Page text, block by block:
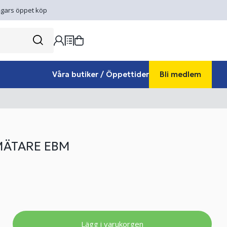
öppet köp
Våra butiker / Öppettider Bli medlem
EBM
Lägg i varukorgen